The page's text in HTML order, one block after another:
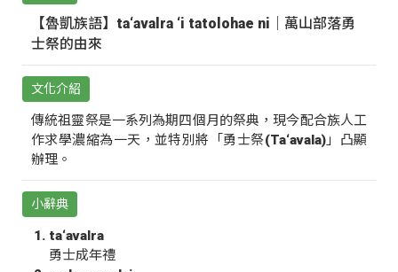
【魯凱族語】ta‘avalra ‘i tatolohae ni｜萬山部落勇
士祭的由來
文化介紹
傳統祖靈祭是一系列為期四個月的祭典，現今配合族人工
作求學濃縮為一天，並特別將「勇士祭(Ta‘avala)」凸顯
辦理。
小辭典
ta‘avalra
勇士成年禮